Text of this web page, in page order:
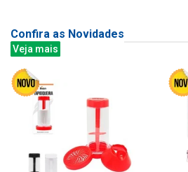
Confira as Novidades
Veja mais